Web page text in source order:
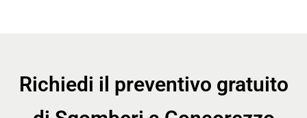
Richiedi il preventivo gratuito